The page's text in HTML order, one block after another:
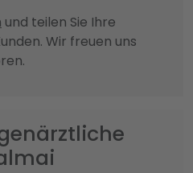
und teilen Sie Ihre
Wir freuen uns